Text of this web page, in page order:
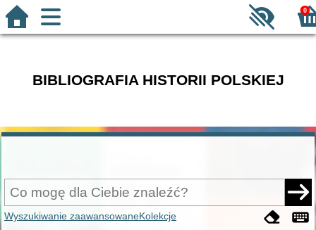
0
BIBLIOGRAFIA HISTORII POLSKIEJ
Wyszukiwanie zaawansowaneKolekcje